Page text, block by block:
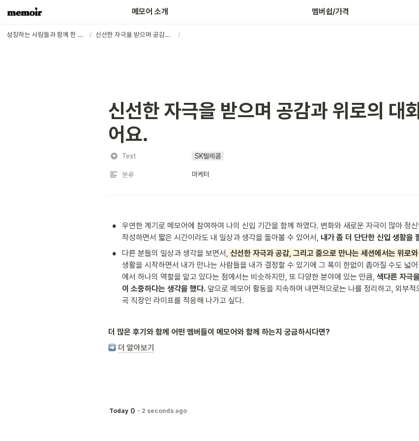
메모어 소개 멤버쉽/가격
성장하는 사람들과 함께 한 주를 회고하는 커뮤니티 / 신선한 자극을 받으며 공감과 위로의 대화를 나눌 수 있었어요. /
어떤 분들이 함께하고 있나요? 나의 보증금 확인하기
신선한 자극을 받으며 공감과 위로의 대
어요.
Text SK텔레콤
분류 마케터
•
우연한 계기로 메모어에 참여하여 나의 신입 기간을 함께 하였다. 변화와 새로운 자극이 많아 정
작성하면서 짧은 시간이라도 내 일상과 생각을 돌아볼 수 있어서, 내가 좀 더 단단한 신입 생활을
• 다른 분들의 일상과 생각을 보면서, 신선한 자극과 공감, 그리고 줌으로 만나는 세션에서는 위로
생활을 시작하면서 내가 만나는 사람들을 내가 결정할 수 있기에 그 폭이 한없이 좁아질 수도 넓
에서 하나의 역할을 맡고 있다는 점에서는 비슷하지만, 또 다양한 분야에 있는 만큼, 색다른 자극
이 소중하다는 생각을 했다. 앞으로 메모어 활동을 지속하며 내면적으로는 나를 정리하고, 외부
곡 직장인 라이프를 적응해 나가고 싶다.
더 많은 후기와 함께 어떤 멤버들이 메모어와 함께 하는지 궁금하시다면?
더 알아보기
Today 0 - 2 seconds ago